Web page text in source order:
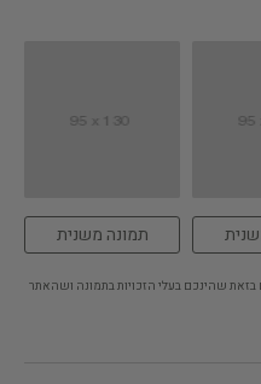
תמונה משנית
שהינכם בעלי הזכויות בתמונה ושהאתר